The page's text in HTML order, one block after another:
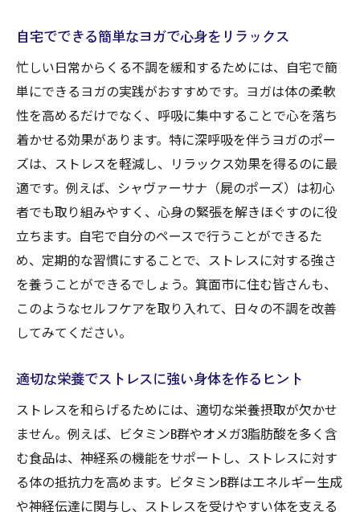
法
法
箕面市で手軽に始められる朝ヨガの効果
睡眠の質を向上させるための夜のルーティ
ン
箕面市で楽しむ自然観察で心を癒す
地元の食材を使ったストレス軽減レシピ
日常の中で行えるリラクゼーションテクニ
ック
メンタルヘルスをサポートするための地域
資源の活用法
不調改善のためのストレス管理法を箕面市で見
ビスの活用
箕面市で体験できるメンタルヘルスワーク
ショップ
感情を整理するためのジャーナリングのす
自宅でできる簡単なヨガで心身をリラックス
忙しい日常からくる不調を緩和するためには、自宅で簡
単にできるヨガの実践がおすすめです。ヨガは体の柔軟
性を高めるだけでなく、呼吸に集中することで心を落ち
着かせる効果があります。特に深呼吸を伴うヨガのポー
ズは、ストレスを軽減し、リラックス効果を得るのに最
適です。例えば、シャヴァーサナ（屍のポーズ）は初心
者でも取り組みやすく、心身の緊張を解きほぐすのに役
立ちます。自宅で自分のペースで行うことができるた
め、定期的な習慣にすることで、ストレスに対する強さ
を養うことができるでしょう。箕面市に住む皆さんも、
このようなセルフケアを取り入れて、日々の不調を改善
してみてください。
適切な栄養でストレスに強い身体を作るヒント
ストレスを和らげるためには、適切な栄養摂取が欠かせ
ません。例えば、ビタミンB群やオメガ3脂肪酸を多く含
む食品は、神経系の機能をサポートし、ストレスに対す
る体の抵抗力を高めます。ビタミンB群はエネルギー生成
や神経伝達に関与し、ストレスを受けやすい体を支える